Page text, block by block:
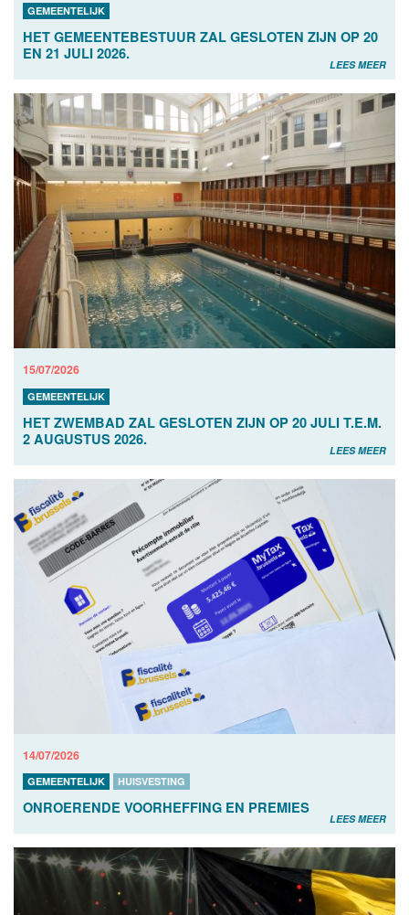
GEMEENTELIJK
HET GEMEENTEBESTUUR ZAL GESLOTEN ZIJN OP 20
EN 21 JULI 2026.
LEES MEER
15/07/2026
GEMEENTELIJK
HET ZWEMBAD ZAL GESLOTEN ZIJN OP 20 JULI T.E.M.
2 AUGUSTUS 2026.
LEES MEER
14/07/2026
GEMEENTELIJK HUISVESTING
ONROERENDE VOORHEFFING EN PREMIES
LEES MEER